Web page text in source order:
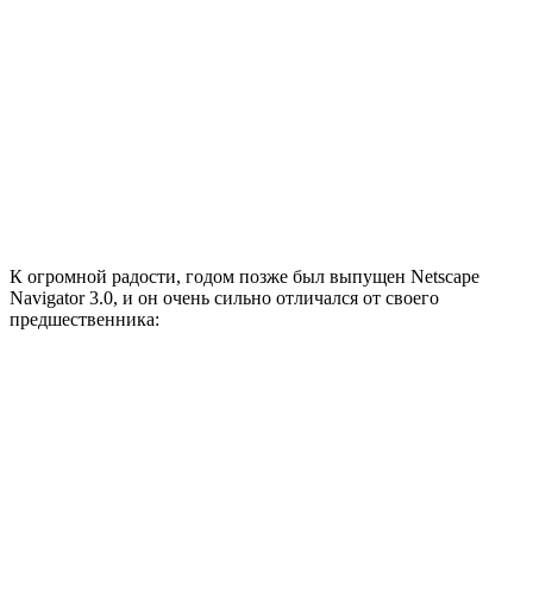
К огромной радости, годом позже был выпущен Netscape
Navigator 3.0, и он очень сильно отличался от своего
предшественника: